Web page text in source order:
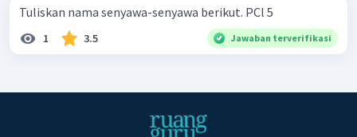
Tuliskan nama senyawa-senyawa berikut. PCl 5 ​
1 3.5 Jawaban terverifikasi